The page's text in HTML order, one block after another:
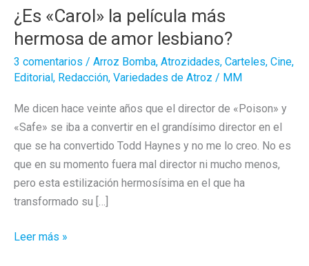
¿Es «Carol» la película más
hermosa de amor lesbiano?
3 comentarios / Arroz Bomba, Atrozidades, Carteles, Cine,
Editorial , Redacción, Variedades de Atroz / MM
Me dicen hace veinte años que el director de «Poison» y
«Safe» se iba a convertir en el grandísimo director en el
que se ha convertido Todd Haynes y no me lo creo. No es
que en su momento fuera mal director ni mucho menos,
pero esta estilización hermosísima en el que ha
transformado su […]
¿Es
Leer más »